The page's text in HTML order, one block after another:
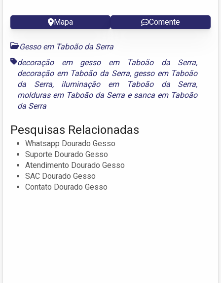
Mapa Comente
Gesso em Taboão da Serra
decoração em gesso em Taboão da Serra,
decoração em Taboão da Serra, gesso em Taboão
da Serra, iluminação em Taboão da Serra,
molduras em Taboão da Serra e sanca em Taboão
da Serra
Pesquisas Relacionadas
Whatsapp Dourado Gesso
Suporte Dourado Gesso
Atendimento Dourado Gesso
SAC Dourado Gesso
Contato Dourado Gesso